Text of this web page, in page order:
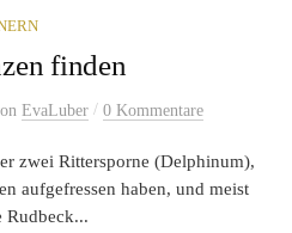
finden
EvaLuber / 0 Kommentare
zwei Rittersporne (Delphinum),
aufgefressen haben, und meist
Rudbeck...